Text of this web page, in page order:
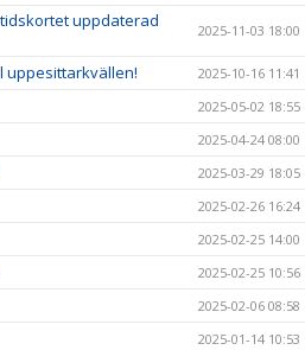
uppdaterad
2025-11-03 18:00
uppesittarkvällen! 2025-10-16 11:41
2025-05-02 18:55
2025-04-24 08:00
2025-03-29 18:05
2025-02-26 16:24
2025-02-25 14:00
2025-02-25 10:56
2025-02-06 08:58
2025-01-14 10:53